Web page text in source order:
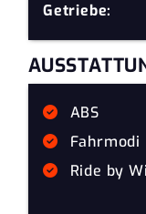
Getriebe:
ABS
Fahrmodi
Ride by